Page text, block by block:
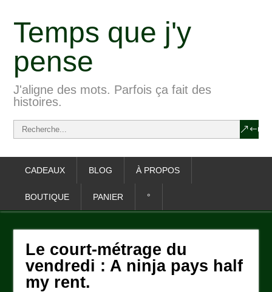
Temps que j'y
pense
J'aligne des mots. Parfois ça fait des
histoires.
CADEAUX BLOG À PROPOS
BOUTIQUE PANIER °
Le court-métrage du
vendredi : A ninja pays half
my rent.